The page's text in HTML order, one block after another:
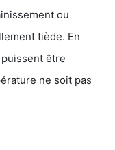
ou
tiède. En
être
ne soit pas